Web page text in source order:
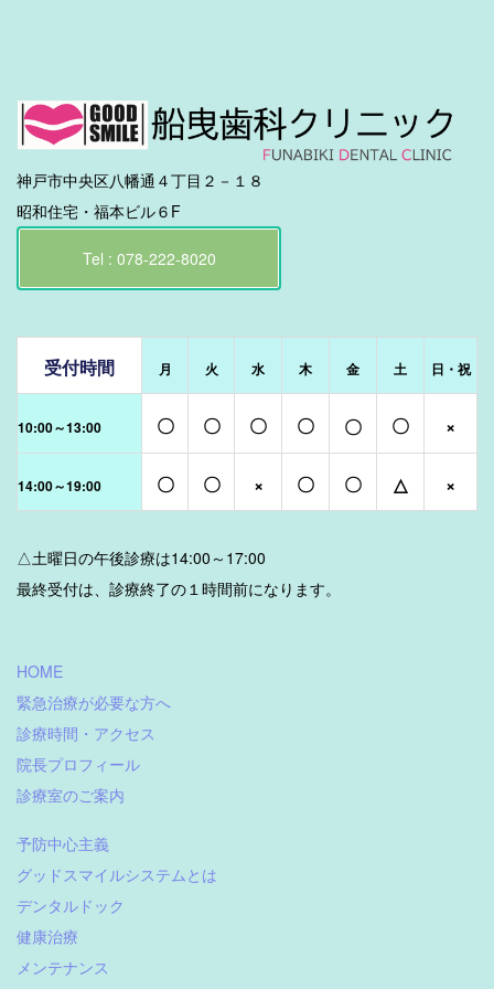
神戸市中央区八幡通４丁目２－１８
昭和住宅・福本ビル６F
Tel : 078-222-8020
受付時間 月 火 水 木 金 土 日・祝
10:00～13:00 〇 〇 〇 〇 〇 〇 ×
14:00～19:00 〇 〇 × 〇 〇 △ ×
△土曜日の午後診療は14:00～17:00
最終受付は、診療終了の１時間前になります。
HOME
緊急治療が必要な方へ
診療時間・アクセス
院長プロフィール
診療室のご案内
予防中心主義
グッドスマイルシステムとは
デンタルドック
健康治療
メンテナンス